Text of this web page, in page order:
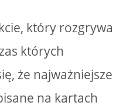
który rozgrywa
których
że najważniejsze
na kartach